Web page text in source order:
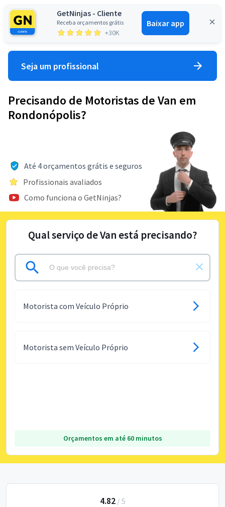
GetNinjas - Cliente
Receba orçamentos grátis
+30K
Baixar app
Entrar
Seja um profissional
Precisando de Motoristas de Van em
Rondonópolis?
Até 4 orçamentos grátis e seguros
Profissionais avaliados
Como funciona o GetNinjas?
Qual serviço de Van está precisando?
Motorista com Veículo Próprio
Motorista sem Veículo Próprio
Orçamentos em até 60 minutos
4.82/ 5